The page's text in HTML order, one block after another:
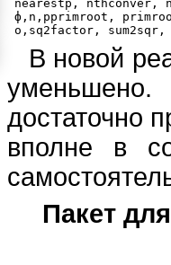
nearestp, nthconver,
ф,n,pprimroot,
В новой
уменьшено.
достаточно
вполне в
Пакет